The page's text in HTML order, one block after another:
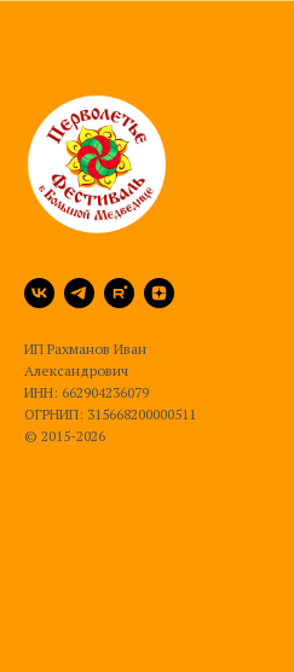
ИП Рахманов Иван
Александрович
ИНН: 662904236079
ОГРНИП: 315668200000511
© 2015-2026